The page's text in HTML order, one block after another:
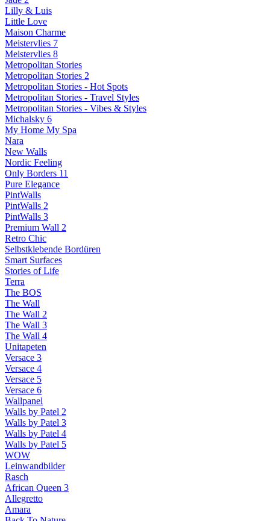
Lilly & Luis
Little Love
Maison Charme
Meistervlies 7
Meistervlies 8
Metropolitan Stories
Metropolitan Stories 2
Metropolitan Stories - Hot Spots
Metropolitan Stories - Travel Styles
Metropolitan Stories - Vibes & Styles
Michalsky 6
My Home My Spa
Nara
New Walls
Nordic Feeling
Only Borders 11
Pure Elegance
PintWalls
PintWalls 2
PintWalls 3
Premium Wall 2
Retro Chic
Selbstklebende Bordüren
Smart Surfaces
Stories of Life
Terra
The BOS
The Wall
The Wall 2
The Wall 3
The Wall 4
Unitapeten
Versace 3
Versace 4
Versace 5
Versace 6
Wallpanel
Walls by Patel 2
Walls by Patel 3
Walls by Patel 4
Walls by Patel 5
WOW
Leinwandbilder
Rasch
African Queen 3
Allegretto
Amara